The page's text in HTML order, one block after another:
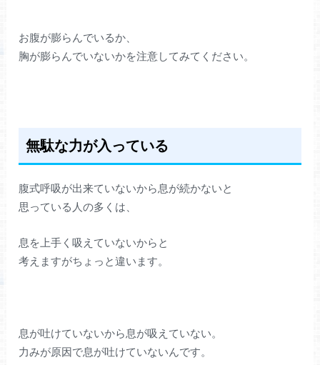
お腹が膨らんでいるか、
胸が膨らんでいないかを注意してみてください。
無駄な力が入っている
腹式呼吸が出来ていないから息が続かないと
思っている人の多くは、
息を上手く吸えていないからと
考えますがちょっと違います。
息が吐けていないから息が吸えていない。
力みが原因で息が吐けていないんです。